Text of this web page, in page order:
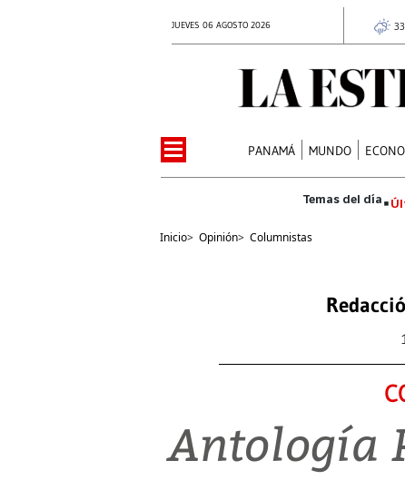
JUEVES 06 AGOSTO 2026
PANAMÁ MUNDO
Inicio> Opinión> Columnistas
Antología